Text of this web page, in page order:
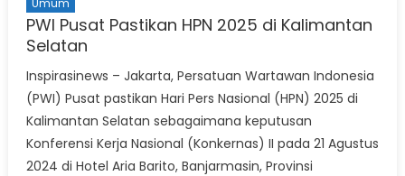
PWI Pusat Pastikan HPN 2025 di Kalimantan
Selatan
Inspirasinews – Jakarta, Persatuan Wartawan Indonesia
(PWI) Pusat pastikan Hari Pers Nasional (HPN) 2025 di
Kalimantan Selatan sebagaimana keputusan
Konferensi Kerja Nasional (Konkernas) II pada 21 Agustus
2024 di Hotel Aria Barito, Banjarmasin, Provinsi